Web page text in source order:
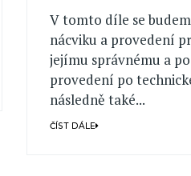
V tomto díle se
nácviku a provedení
jejímu správnému a
provedení po
následně také...
ČÍST DÁLE